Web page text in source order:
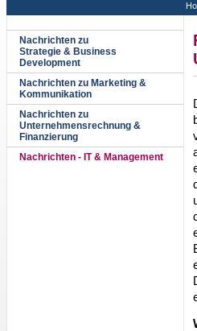
Nachrichten zu
Strategie & Business
Development
Nachrichten zu Marketing &
Kommunikation
Nachrichten zu
Unternehmensrechnung &
Finanzierung
Nachrichten - IT & Management